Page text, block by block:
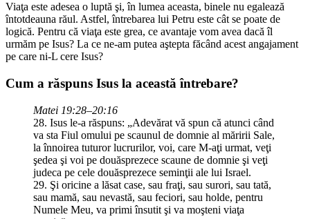
Viaţa este adesea o luptă şi, în lumea aceasta, binele nu egalează
întotdeauna răul. Astfel, întrebarea lui Petru este cât se poate de
logică. Pentru că viaţa este grea, ce avantaje vom avea dacă îl
urmăm pe Isus? La ce ne-am putea aştepta făcând acest angajament
pe care ni-L cere Isus?
Cum a răspuns Isus la această întrebare?
Matei 19:28–20:16
28. Isus le-a răspuns: „Adevărat vă spun că atunci când
va sta Fiul omului pe scaunul de domnie al măririi Sale,
la înnoirea tuturor lucrurilor, voi, care M-aţi urmat, veţi
şedea şi voi pe douăsprezece scaune de domnie şi veţi
judeca pe cele douăsprezece seminţii ale lui Israel.
29. Şi oricine a lăsat case, sau fraţi, sau surori, sau tată,
sau mamă, sau nevastă, sau feciori, sau holde, pentru
Numele Meu, va primi însutit şi va moşteni viaţa